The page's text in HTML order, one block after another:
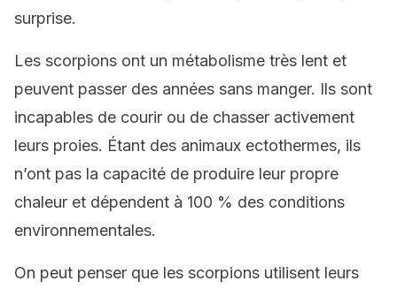
surprise.
Les scorpions ont un métabolisme très lent et
peuvent passer des années sans manger. Ils sont
incapables de courir ou de chasser activement
leurs proies. Étant des animaux ectothermes, ils
n’ont pas la capacité de produire leur propre
chaleur et dépendent à 100 % des conditions
environnementales.
On peut penser que les scorpions utilisent leurs